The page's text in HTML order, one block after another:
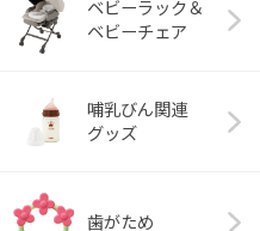
ベビーラック＆
ベビーチェア
哺乳びん関連
グッズ
歯がため